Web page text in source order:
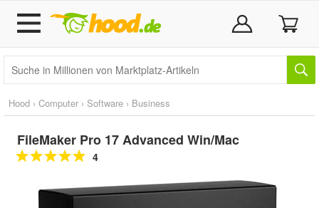
Hood › Computer › Software › Business
FileMaker Pro 17 Advanced Win/Mac
4